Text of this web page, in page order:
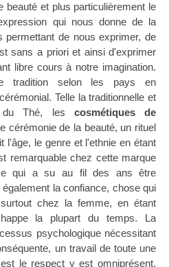
beauté et plus particulièrement le
qui nous donne de la
permettant de nous exprimer, de
sans a priori et ainsi d'exprimer
libre cours à notre imagination.
tradition selon les pays en
Telle la traditionnelle et
du Thé, les cosmétiques de
cérémonie de la beauté, un rituel
l'âge, le genre et l'ethnie en étant
remarquable chez cette marque
qui a su au fil des ans être
la confiance, chose qui
chez la femme, en étant
la plupart du temps. La
psychologique nécessitant
un travail de toute une
le respect y est omniprésent.